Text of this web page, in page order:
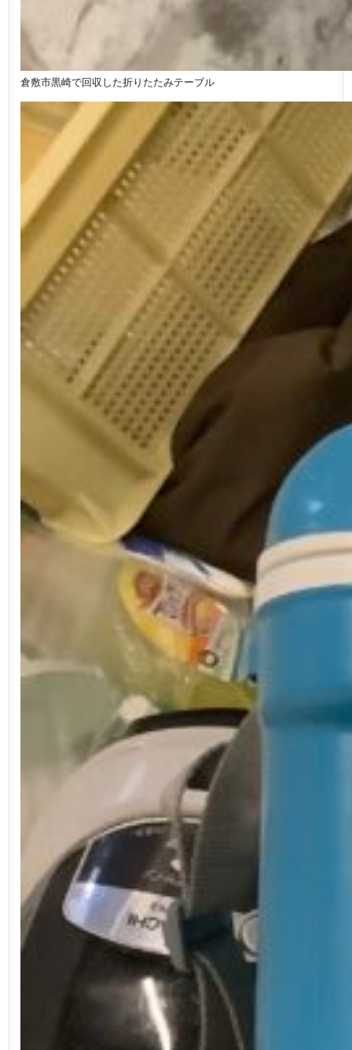
倉敷市黒崎で回収した折りたたみテーブル